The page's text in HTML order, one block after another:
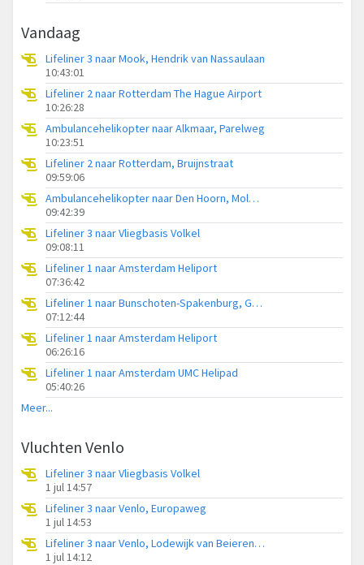
Vandaag
Lifeliner 3 naar Mook, Hendrik van Nassaulaan
10:43:01
Lifeliner 2 naar Rotterdam The Hague Airport
10:26:28
Ambulancehelikopter naar Alkmaar, Parelweg
10:23:51
Lifeliner 2 naar Rotterdam, Bruijnstraat
09:59:06
Ambulancehelikopter naar Den Hoorn, Molwerk
09:42:39
Lifeliner 3 naar Vliegbasis Volkel
09:08:11
Lifeliner 1 naar Amsterdam Heliport
07:36:42
Lifeliner 1 naar Bunschoten-Spakenburg, Gasthuisweg
07:12:44
Lifeliner 1 naar Amsterdam Heliport
06:26:16
Lifeliner 1 naar Amsterdam UMC Helipad
05:40:26
Meer...
Vluchten Venlo
Lifeliner 3 naar Vliegbasis Volkel
1 jul 14:57
Lifeliner 3 naar Venlo, Europaweg
1 jul 14:53
Lifeliner 3 naar Venlo, Lodewijk van Beierenstraat
1 jul 14:12